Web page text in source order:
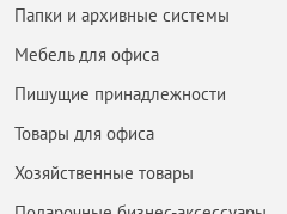
Папки и архивные системы
Мебель для офиса
Пишущие принадлежности
Товары для офиса
Хозяйственные товары